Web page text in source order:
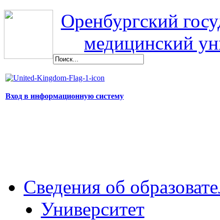
Оренбургский
медицинский
Вход в информационную систему
Сведения об
Университет